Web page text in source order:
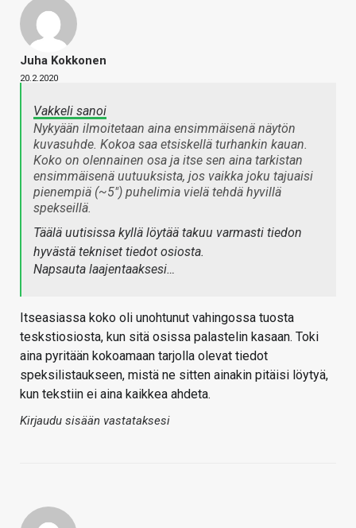
Juha Kokkonen
20.2.2020
Vakkeli sanoi
Nykyään ilmoitetaan aina ensimmäisenä näytön
kuvasuhde. Kokoa saa etsiskellä turhankin kauan.
Koko on olennainen osa ja itse sen aina tarkistan
ensimmäisenä uutuuksista, jos vaikka joku tajuaisi
pienempiä (~5") puhelimia vielä tehdä hyvillä
spekseillä.
Täälä uutisissa kyllä löytää takuu varmasti tiedon
hyvästä tekniset tiedot osiosta.
Napsauta laajentaaksesi…
Itseasiassa koko oli unohtunut vahingossa tuosta
teskstiosiosta, kun sitä osissa palastelin kasaan. Toki
aina pyritään kokoamaan tarjolla olevat tiedot
speksilistaukseen, mistä ne sitten ainakin pitäisi löytyä,
kun tekstiin ei aina kaikkea ahdeta.
Kirjaudu sisään vastataksesi